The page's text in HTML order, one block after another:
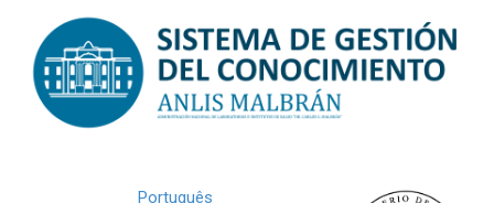
navigation
Português